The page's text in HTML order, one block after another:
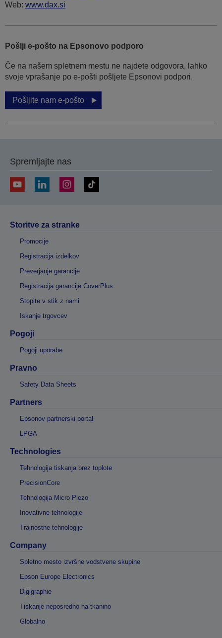
Web: www.dax.si
Pošlji e-pošto na Epsonovo podporo
Če na našem spletnem mestu ne najdete odgovora, lahko
svoje vprašanje po e-pošti pošljete Epsonovi podpori.
Pošljite nam e-pošto
Spremljajte nas
Storitve za stranke
Promocije
Registracija izdelkov
Preverjanje garancije
Registracija garancije CoverPlus
Stopite v stik z nami
Iskanje trgovcev
Pogoji
Pogoji uporabe
Pravno
Safety Data Sheets
Partners
Epsonov partnerski portal
LPGA
Technologies
Tehnologija tiskanja brez toplote
PrecisionCore
Tehnologija Micro Piezo
Inovativne tehnologije
Trajnostne tehnologije
Company
Spletno mesto izvršne vodstvene skupine
Epson Europe Electronics
Digigraphie
Tiskanje neposredno na tkanino
Globalno